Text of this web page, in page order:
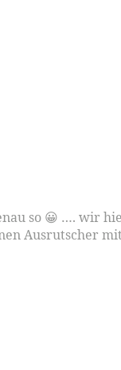
so 😀 …. wir
Ausrutscher